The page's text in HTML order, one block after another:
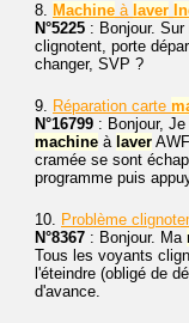
8. Machine à laver
N°5225 : Bonjour. Sur
clignotent, porte
changer, SVP ?
9. Réparation carte
N°16799 : Bonjour,
machine à laver
cramée se sont
programme puis
10. Problème
N°8367 : Bonjour. Ma
Tous les voyants
l'éteindre (obligé de
d'avance.